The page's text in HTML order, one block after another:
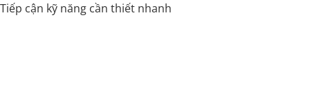
Tiếp cận kỹ năng cần thiết nhanh